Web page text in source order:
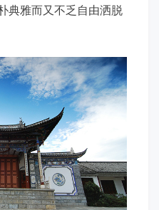
典雅而又不乏自由洒脱